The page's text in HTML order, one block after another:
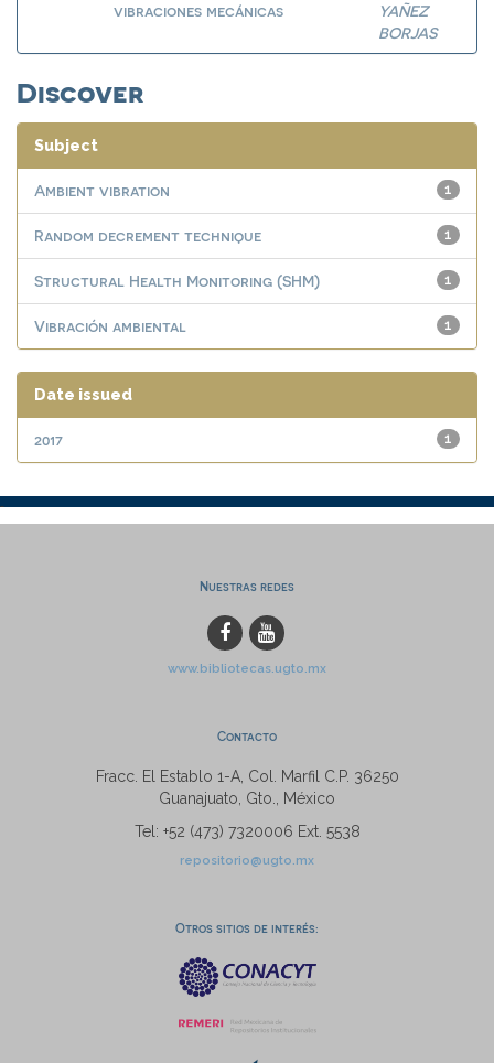
vibraciones mecánicas
YAÑEZ
BORJAS
Discover
Subject
1
Ambient vibration
1
Random decrement technique
1
Structural Health Monitoring (SHM)
1
Vibración ambiental
Date issued
1
2017
Nuestras redes
www.bibliotecas.ugto.mx
Contacto
Fracc. El Establo 1-A, Col. Marfil C.P. 36250
Guanajuato, Gto., México
Tel: +52 (473) 7320006 Ext. 5538
repositorio@ugto.mx
Otros sitios de interés: